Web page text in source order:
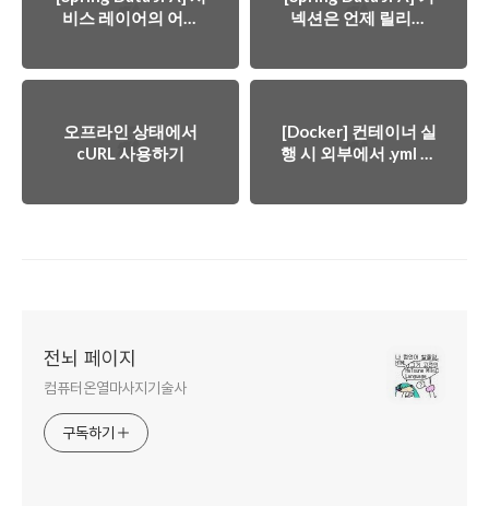
비스 레이어의 어느
붙이면?
넥션은 언제 릴리즈
오프라인 상태에서
cURL 사용하기
[Docker] 컨테이너 실
행 시 외부에서 .yml 주
전뇌 페이지
컴퓨터온열마사지기술사
구독하기